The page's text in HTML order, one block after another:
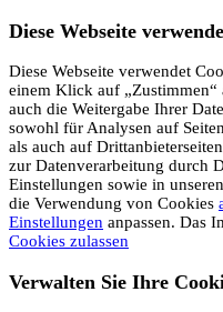
Diese Webseite
Diese Webseite verwendet
einem Klick auf „Zustimmen“
auch die Weitergabe Ihrer
sowohl für Analysen auf
als auch auf
zur Datenverarbeitung durch
Einstellungen sowie in unseren
die Verwendung von Cookies
Einstellungen anpassen. Das
Cookies zulassen
Verwalten Sie Ihre